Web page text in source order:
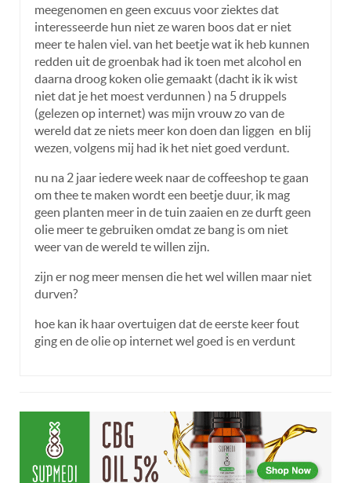
meegenomen en geen excuus voor ziektes dat
interesseerde hun niet ze waren boos dat er niet
meer te halen viel. van het beetje wat ik heb kunnen
redden uit de groenbak had ik toen met alcohol en
daarna droog koken olie gemaakt (dacht ik ik wist
niet dat je het moest verdunnen ) na 5 druppels
(gelezen op internet) was mijn vrouw zo van de
wereld dat ze niets meer kon doen dan liggen en blij
wezen, volgens mij had ik het niet goed verdunt.
nu na 2 jaar iedere week naar de coffeeshop te gaan
om thee te maken wordt een beetje duur, ik mag
geen planten meer in de tuin zaaien en ze durft geen
olie meer te gebruiken omdat ze bang is om niet
weer van de wereld te willen zijn.
zijn er nog meer mensen die het wel willen maar niet
durven?
hoe kan ik haar overtuigen dat de eerste keer fout
ging en de olie op internet wel goed is en verdunt